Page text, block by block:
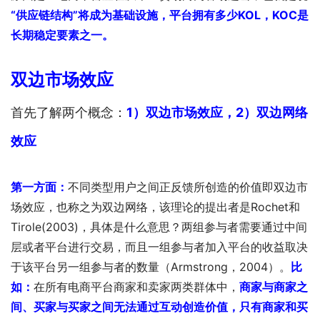
“供应链结构”将成为基础设施，平台拥有多少KOL，KOC是
长期稳定要素之一。
双边市场效应
首先了解两个概念： 1）双边市场效应，2）双边网络
效应
第一方面： 不同类型用户之间正反馈所创造的价值即双边市
场效应，也称之为双边网络，该理论的提出者是Rochet和
Tirole(2003)，具体是什么意思？两组参与者需要通过中间
层或者平台进行交易，而且一组参与者加入平台的收益取决
于该平台另一组参与者的数量（Armstrong，2004）。
比
如： 在所有电商平台商家和卖家两类群体中， 商家与商家之
间、买家与买家之间无法通过互动创造价值，只有商家和买